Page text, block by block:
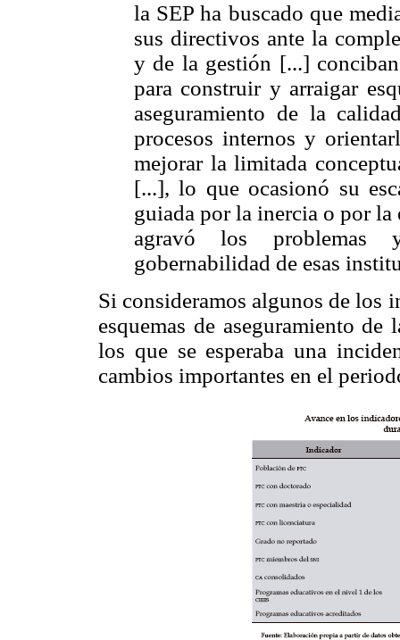
la SEP ha buscado que
sus directivos ante la
y de la gestión [...]
para construir y arraigar
aseguramiento de la
procesos internos y
mejorar la limitada
[...], lo que ocasionó su
guiada por la inercia o por la
agravó los problemas
gobernabilidad de esas
Si consideramos algunos de los
esquemas de aseguramiento
los que se esperaba una
cambios importantes en el